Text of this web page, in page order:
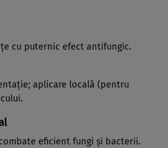
cu puternic efect antifungic.
aplicare locală (pentru
eficient fungi și bacterii.